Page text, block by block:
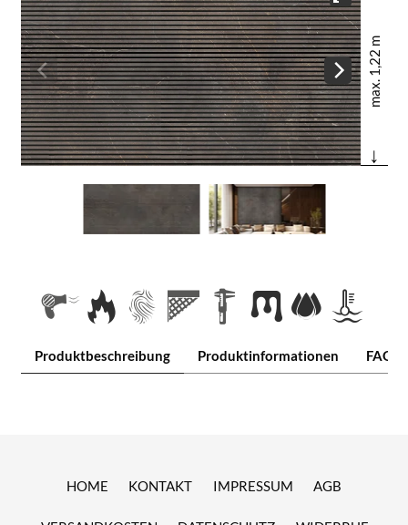
max. 1,22 m
↓
Produktbeschreibung Produktinformationen FAQ
HOME KONTAKT IMPRESSUM AGB